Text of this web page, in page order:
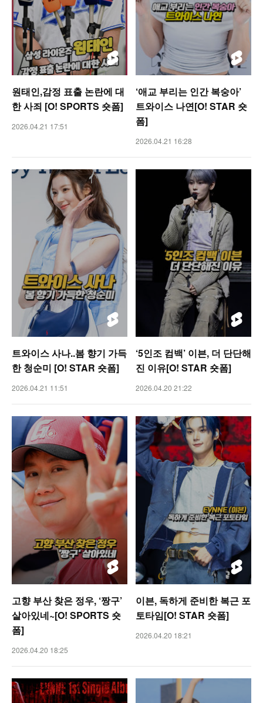
원태인,감정 표출 논란에 대
한 사죄 [O! SPORTS 숏폼]
2026.04.21 17:51
‘애교 부리는 인간 복숭아’
트와이스 나연[O! STAR 숏
폼]
2026.04.21 16:28
트와이스 사나..봄 향기 가득
한 청순미 [O! STAR 숏폼]
2026.04.21 11:51
‘5인조 컴백’ 이븐, 더 단단해
진 이유[O! STAR 숏폼]
2026.04.20 21:22
고향 부산 찾은 정우, ‘짱구’
살아있네~[O! SPORTS 숏
폼]
2026.04.20 18:25
이븐, 독하게 준비한 복근 포
토타임[O! STAR 숏폼]
2026.04.20 18:21